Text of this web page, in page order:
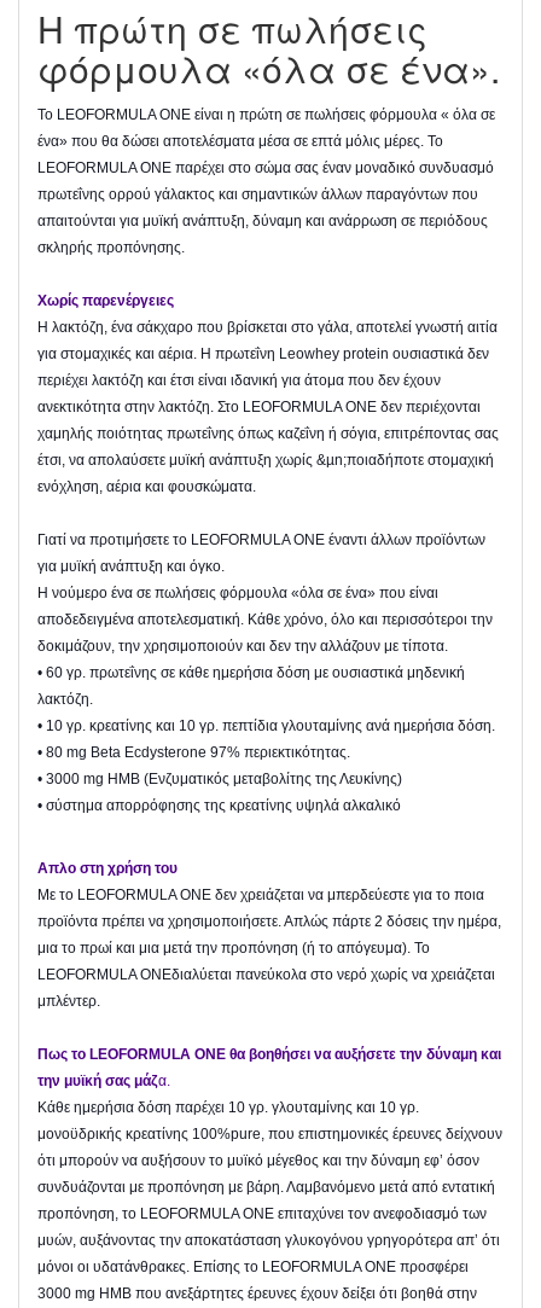
Η πρώτη σε πωλήσεις
φόρμουλα «όλα σε ένα».
Το LEOFORMULA ONE είναι η πρώτη σε πωλήσεις φόρμουλα « όλα σε
ένα» που θα δώσει αποτελέσματα μέσα σε επτά μόλις μέρες. Το
LEOFORMULA ONE παρέχει στο σώμα σας έναν μοναδικό συνδυασμό
πρωτεΐνης ορρού γάλακτος και σημαντικών άλλων παραγόντων που
απαιτούνται για μυϊκή ανάπτυξη, δύναμη και ανάρρωση σε περιόδους
σκληρής προπόνησης.
Χωρίς παρενέργειες
Η λακτόζη, ένα σάκχαρο που βρίσκεται στο γάλα, αποτελεί γνωστή αιτία
για στομαχικές και αέρια. Η πρωτεΐνη Leowhey protein ουσιαστικά δεν
περιέχει λακτόζη και έτσι είναι ιδανική για άτομα που δεν έχουν
ανεκτικότητα στην λακτόζη. Στο LEOFORMULA ONE δεν περιέχονται
χαμηλής ποιότητας πρωτεΐνης όπως καζεΐνη ή σόγια, επιτρέποντας σας
έτσι, να απολαύσετε μυϊκή ανάπτυξη χωρίς &µn;ποιαδήποτε στομαχική
ενόχληση, αέρια και φουσκώματα.
Γιατί να προτιμήσετε το LEOFORMULA ONE έναντι άλλων προϊόντων
για μυϊκή ανάπτυξη και όγκο.
Η νούμερο ένα σε πωλήσεις φόρμουλα «όλα σε ένα» που είναι
αποδεδειγμένα αποτελεσματική. Κάθε χρόνο, όλο και περισσότεροι την
δοκιμάζουν, την χρησιμοποιούν και δεν την αλλάζουν με τίποτα.
• 60 γρ. πρωτεΐνης σε κάθε ημερήσια δόση με ουσιαστικά μηδενική
λακτόζη.
• 10 γρ. κρεατίνης και 10 γρ. πεπτίδια γλουταμίνης ανά ημερήσια δόση.
• 80 mg Beta Ecdysterone 97% περιεκτικότητας.
• 3000 mg HMB (Ενζυματικός μεταβολίτης της Λευκίνης)
• σύστημα απορρόφησης της κρεατίνης υψηλά αλκαλικό
Απλο στη χρήση του
Με το LEOFORMULA ONE δεν χρειάζεται να μπερδεύεστε για το ποια
προϊόντα πρέπει να χρησιμοποιήσετε. Απλώς πάρτε 2 δόσεις την ημέρα,
μια το πρωί και μια μετά την προπόνηση (ή το απόγευμα). Το
LEOFORMULA ONEδιαλύεται πανεύκολα στο νερό χωρίς να χρειάζεται
μπλέντερ.
Πως το LEOFORMULA ONE θα βοηθήσει να αυξήσετε την δύναμη και
την μυϊκή σας μάζα.
Κάθε ημερήσια δόση παρέχει 10 γρ. γλουταμίνης και 10 γρ.
μονοϋδρικής κρεατίνης 100%pure, που επιστημονικές έρευνες δείχνουν
ότι μπορούν να αυξήσουν το μυϊκό μέγεθος και την δύναμη εφ’ όσον
συνδυάζονται με προπόνηση με βάρη. Λαμβανόμενο μετά από εντατική
προπόνηση, το LEOFORMULA ONE επιταχύνει τον ανεφοδιασμό των
μυών, αυξάνοντας την αποκατάσταση γλυκογόνου γρηγορότερα απ’ ότι
μόνοι οι υδατάνθρακες. Επίσης το LEOFORMULA ONE προσφέρει
3000 mg HMB που ανεξάρτητες έρευνες έχουν δείξει ότι βοηθά στην